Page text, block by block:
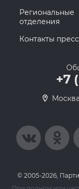
Региональные
отделения
Контакты
+7
© 2005-2026,